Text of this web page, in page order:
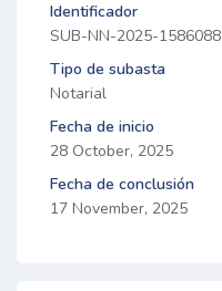
Identificador
SUB-NN-2025-1586088
Tipo de subasta
Notarial
Fecha de inicio
28 October, 2025
Fecha de conclusión
17 November, 2025